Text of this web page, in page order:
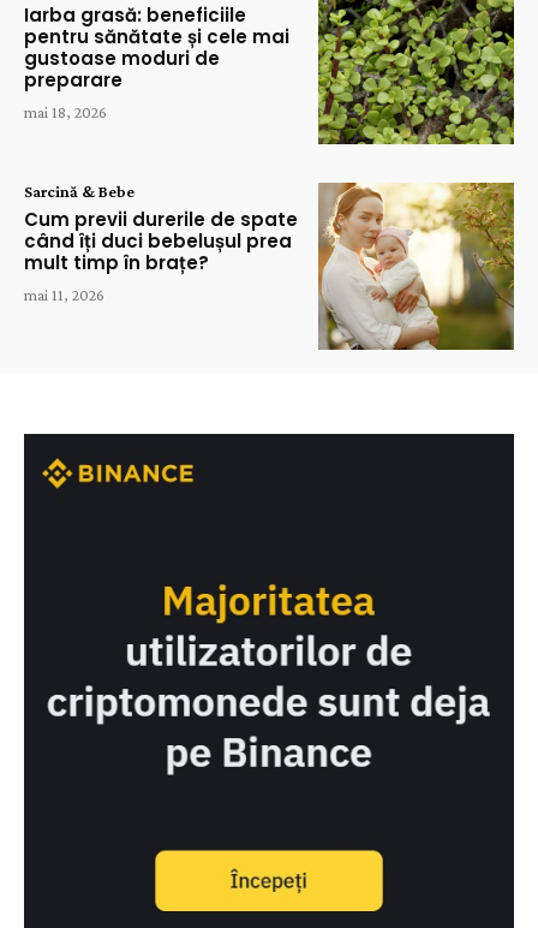
Iarba grasă: beneficiile
pentru sănătate și cele mai
gustoase moduri de
preparare
mai 18, 2026
Sarcină & Bebe
Cum previi durerile de spate
când îți duci bebelușul prea
mult timp în brațe?
mai 11, 2026